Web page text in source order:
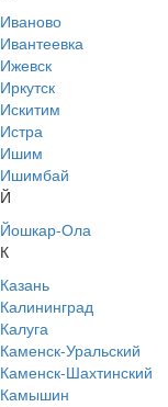
Иваново
Ивантеевка
Ижевск
Иркутск
Искитим
Истра
Ишим
Ишимбай
Й
Йошкар-Ола
К
Казань
Калининград
Калуга
Каменск-Уральский
Каменск-Шахтинский
Камышин